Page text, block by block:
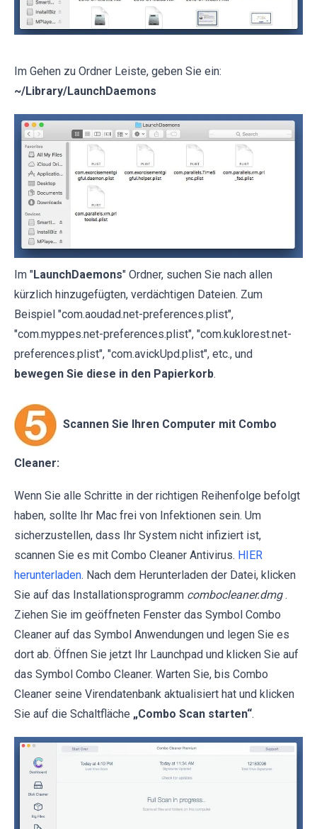
Im Gehen zu Ordner Leiste, geben Sie ein:
~/Library/LaunchDaemons
Im "LaunchDaemons" Ordner, suchen Sie nach allen
kürzlich hinzugefügten, verdächtigen Dateien. Zum
Beispiel "com.aoudad.net-preferences.plist",
"com.myppes.net-preferences.plist", "com.kuklorest.net-
preferences.plist", "com.avickUpd.plist", etc., und
bewegen Sie diese in den Papierkorb.
Scannen Sie Ihren Computer mit Combo
Cleaner:
Wenn Sie alle Schritte in der richtigen Reihenfolge befolgt
haben, sollte Ihr Mac frei von Infektionen sein. Um
sicherzustellen, dass Ihr System nicht infiziert ist,
scannen Sie es mit Combo Cleaner Antivirus. HIER
herunterladen. Nach dem Herunterladen der Datei, klicken
Sie auf das Installationsprogramm combocleaner.dmg .
Ziehen Sie im geöffneten Fenster das Symbol Combo
Cleaner auf das Symbol Anwendungen und legen Sie es
dort ab. Öffnen Sie jetzt Ihr Launchpad und klicken Sie auf
das Symbol Combo Cleaner. Warten Sie, bis Combo
Cleaner seine Virendatenbank aktualisiert hat und klicken
Sie auf die Schaltfläche „Combo Scan starten“.